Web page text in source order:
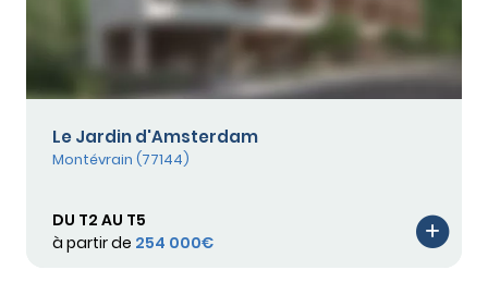
Le Jardin d'Amsterdam
Montévrain (77144)
DU T2 AU T5
à partir de 254 000€